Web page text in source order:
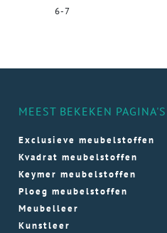
6-7
MEEST BEKEKEN PAGINA'S
Exclusieve meubelstoffen
Kvadrat meubelstoffen
Keymer meubelstoffen
Ploeg meubelstoffen
Meubelleer
Kunstleer